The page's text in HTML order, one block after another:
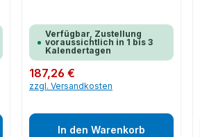
Verfügbar, Zustellung
voraussichtlich in 1 bis 3
Kalendertagen
Regulärer Preis:
187,26 €
zzgl. Versandkosten
In den Warenkorb